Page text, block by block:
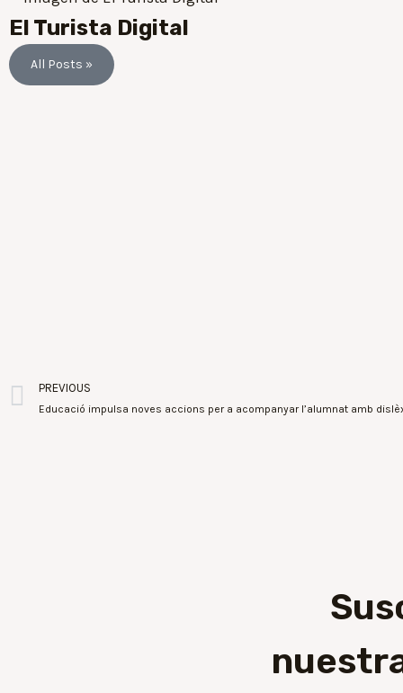
El Turista Digital
All Posts »
PREVIOUS
Educació impulsa noves accions per a acompanyar l’alumnat amb